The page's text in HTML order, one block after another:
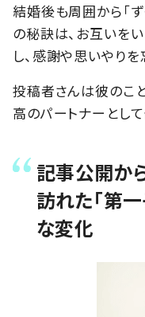
結婚後も周囲から「
の秘訣は、お互いを
し、感謝や思いやりを
投稿者さんは彼のこ
高のパートナーとし
記事公開か
訪れた「第
な変化